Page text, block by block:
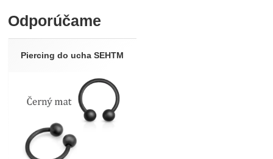
Recenzia
Odporúčame
Piercing do ucha SEHTM